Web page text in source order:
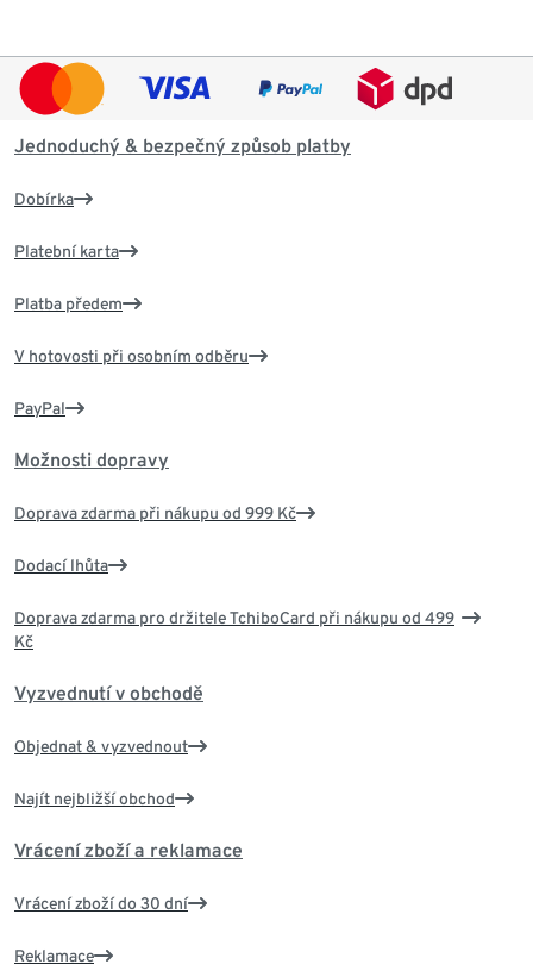
Jednoduchý & bezpečný způsob platby
Dobírka
Platební karta
Platba předem
V hotovosti při osobním odběru
PayPal
Možnosti dopravy
Doprava zdarma při nákupu od 999 Kč
Dodací lhůta
Doprava zdarma pro držitele TchiboCard při nákupu od 499
Kč
Vyzvednutí v obchodě
Objednat & vyzvednout
Najít nejbližší obchod
Vrácení zboží a reklamace
Vrácení zboží do 30 dní
Reklamace